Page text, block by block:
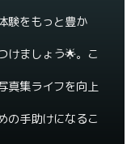
験をもっと豊か
けましょう🌟。こ
真集ライフを向上
の手助けになるこ